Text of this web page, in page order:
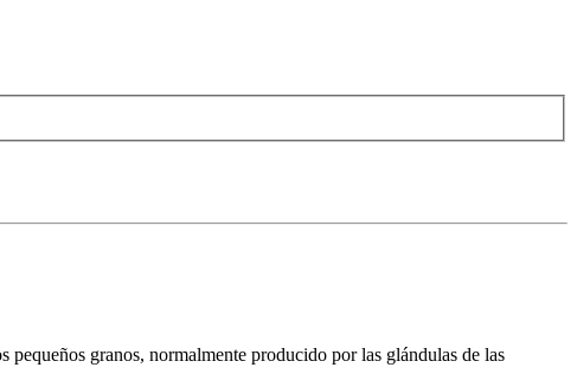
granos, normalmente producido por las glándulas de las